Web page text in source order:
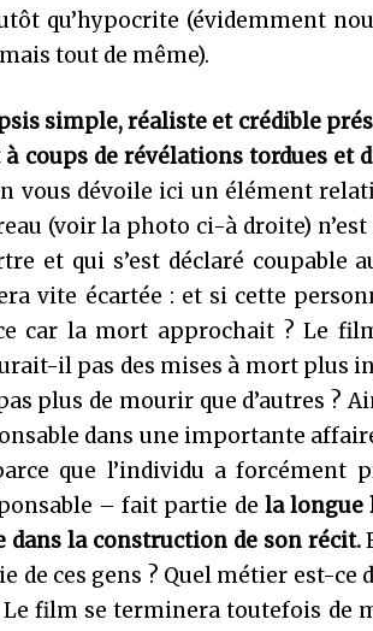
qu’hypocrite (évidemment
tout de même).
simple, réaliste et crédible
de révélations tordues et
vous dévoile ici un élément
(voir la photo ci-à droite)
et qui s’est déclaré coupable
vite écartée : et si cette
car la mort approchait ? Le
il pas des mises à mort plus
plus de mourir que d’autres ?
dans une importante
que l’individu a forcément
– fait partie de la longue
dans la construction de son récit.
ces gens ? Quel métier est-ce
film se terminera toutefois de